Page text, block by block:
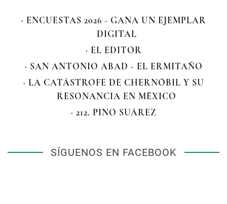
· ENCUESTAS 2026 - GANA UN EJEMPLAR
DIGITAL
· EL EDITOR
· SAN ANTONIO ABAD - EL ERMITAÑO
· LA CATÁSTROFE DE CHERNÓBIL Y SU
RESONANCIA EN MÉXICO
· 212. PINO SUÁREZ
SÍGUENOS EN FACEBOOK